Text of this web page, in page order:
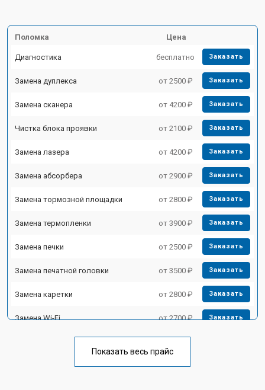
Поломка Цена
Диагностика бесплатно Заказать
Замена дуплекса от 2500 ₽ Заказать
Замена сканера от 4200 ₽ Заказать
Чистка блока проявки от 2100 ₽ Заказать
Замена лазера от 4200 ₽ Заказать
Замена абсорбера от 2900 ₽ Заказать
Замена тормозной площадки от 2800 ₽ Заказать
Замена термопленки от 3900 ₽ Заказать
Замена печки от 2500 ₽ Заказать
Замена печатной головки от 3500 ₽ Заказать
Замена каретки от 2800 ₽ Заказать
Замена Wi-Fi от 2700 ₽ Заказать
от 3500 ₽
Показать весь прайс